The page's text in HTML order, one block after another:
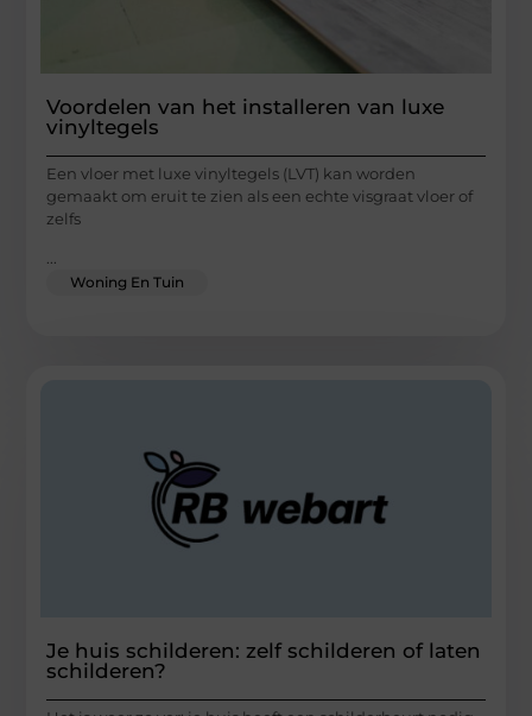
Voordelen van het installeren van luxe
vinyltegels
Een vloer met luxe vinyltegels (LVT) kan worden
gemaakt om eruit te zien als een echte visgraat vloer of
zelfs
...
Woning En Tuin
Je huis schilderen: zelf schilderen of laten
schilderen?